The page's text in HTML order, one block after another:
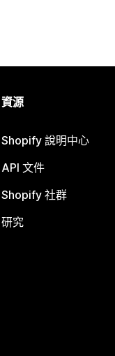
資源
Shopify 說明中心
API 文件
Shopify 社群
研究